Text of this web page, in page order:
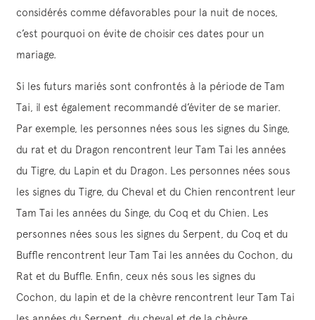
considérés comme défavorables pour la nuit de noces,
c’est pourquoi on évite de choisir ces dates pour un
mariage.
Si les futurs mariés sont confrontés à la période de Tam
Tai, il est également recommandé d’éviter de se marier.
Par exemple, les personnes nées sous les signes du Singe,
du rat et du Dragon rencontrent leur Tam Tai les années
du Tigre, du Lapin et du Dragon. Les personnes nées sous
les signes du Tigre, du Cheval et du Chien rencontrent leur
Tam Tai les années du Singe, du Coq et du Chien. Les
personnes nées sous les signes du Serpent, du Coq et du
Buffle rencontrent leur Tam Tai les années du Cochon, du
Rat et du Buffle. Enfin, ceux nés sous les signes du
Cochon, du lapin et de la chèvre rencontrent leur Tam Tai